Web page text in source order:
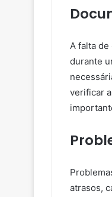
A falta
durante
verificar
atrasos,